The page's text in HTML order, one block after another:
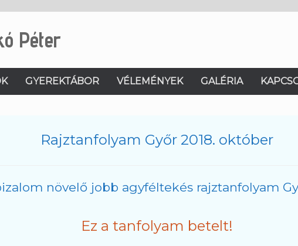
Péter
GYEREKTÁBOR VÉLEMÉNYEK GALÉRIA
Rajztanfolyam Győr 2018. október
növelő jobb agyféltekés rajztanfolyam
Ez a tanfolyam betelt!